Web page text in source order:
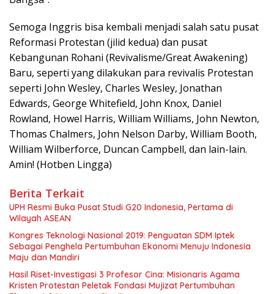
Semoga Inggris bisa kembali menjadi salah satu pusat
Reformasi Protestan (jilid kedua) dan pusat
Kebangunan Rohani (Revivalisme/Great Awakening)
Baru, seperti yang dilakukan para revivalis Protestan
seperti John Wesley, Charles Wesley, Jonathan
Edwards, George Whitefield, John Knox, Daniel
Rowland, Howel Harris, William Williams, John Newton,
Thomas Chalmers, John Nelson Darby, William Booth,
William Wilberforce, Duncan Campbell, dan lain-lain.
Amin! (Hotben Lingga)
Berita Terkait
UPH Resmi Buka Pusat Studi G20 Indonesia, Pertama di
Wilayah ASEAN
Kongres Teknologi Nasional 2019: Penguatan SDM Iptek
Sebagai Penghela Pertumbuhan Ekonomi Menuju Indonesia
Maju dan Mandiri
Hasil Riset-Investigasi 3 Profesor Cina: Misionaris Agama
Kristen Protestan Peletak Fondasi Mujizat Pertumbuhan